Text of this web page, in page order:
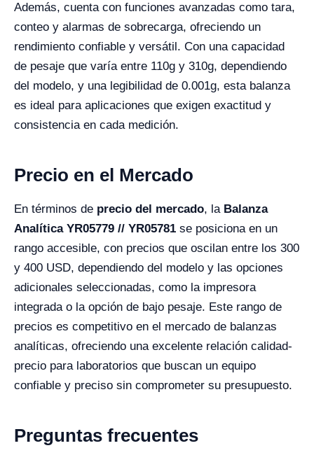
Además, cuenta con funciones avanzadas como tara,
conteo y alarmas de sobrecarga, ofreciendo un
rendimiento confiable y versátil. Con una capacidad
de pesaje que varía entre 110g y 310g, dependiendo
del modelo, y una legibilidad de 0.001g, esta balanza
es ideal para aplicaciones que exigen exactitud y
consistencia en cada medición.
Precio en el Mercado
En términos de precio del mercado, la Balanza
Analítica YR05779 // YR05781 se posiciona en un
rango accesible, con precios que oscilan entre los 300
y 400 USD, dependiendo del modelo y las opciones
adicionales seleccionadas, como la impresora
integrada o la opción de bajo pesaje. Este rango de
precios es competitivo en el mercado de balanzas
analíticas, ofreciendo una excelente relación calidad-
precio para laboratorios que buscan un equipo
confiable y preciso sin comprometer su presupuesto.
Preguntas frecuentes